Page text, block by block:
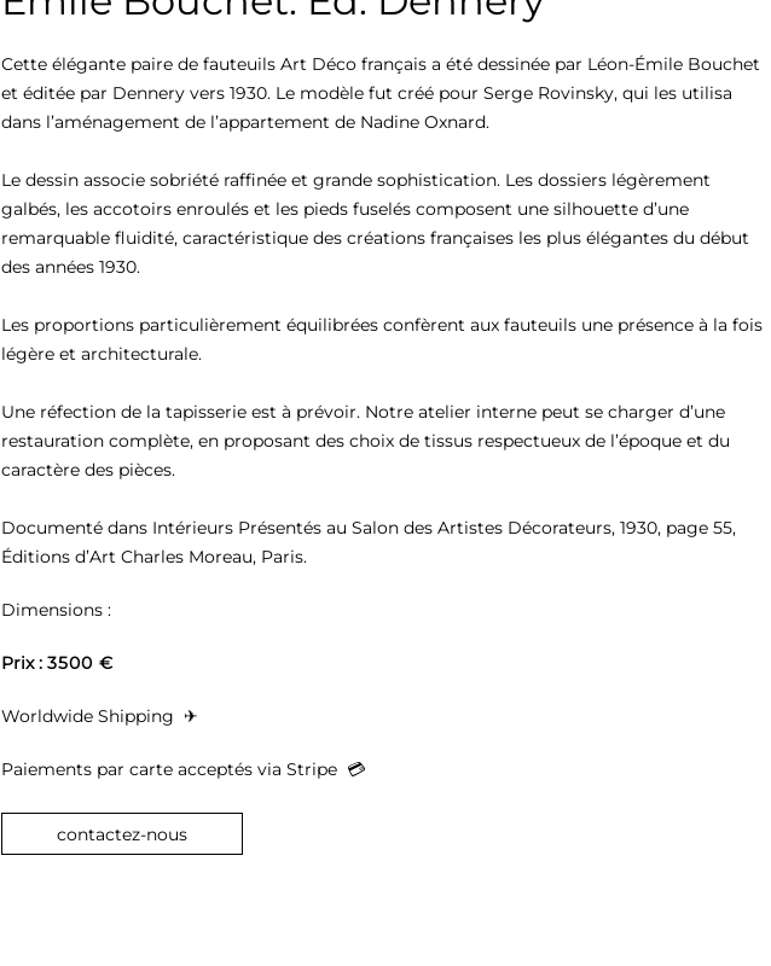
Cette élégante paire de fauteuils Art Déco français a été dessinée par Léon-Émile Bouchet
et éditée par Dennery vers 1930. Le modèle fut créé pour Serge Rovinsky, qui les utilisa
dans l’aménagement de l’appartement de Nadine Oxnard.
Le dessin associe sobriété raffinée et grande sophistication. Les dossiers légèrement
galbés, les accotoirs enroulés et les pieds fuselés composent une silhouette d’une
remarquable fluidité, caractéristique des créations françaises les plus élégantes du début
des années 1930.
Les proportions particulièrement équilibrées confèrent aux fauteuils une présence à la fois
légère et architecturale.
Une réfection de la tapisserie est à prévoir. Notre atelier interne peut se charger d’une
restauration complète, en proposant des choix de tissus respectueux de l’époque et du
caractère des pièces.
Documenté dans Intérieurs Présentés au Salon des Artistes Décorateurs, 1930, page 55,
Éditions d’Art Charles Moreau, Paris.
Dimensions :
Prix : 3500 €
Worldwide Shipping ✈︎
Paiements par carte acceptés via Stripe 💳︎
contactez-nous